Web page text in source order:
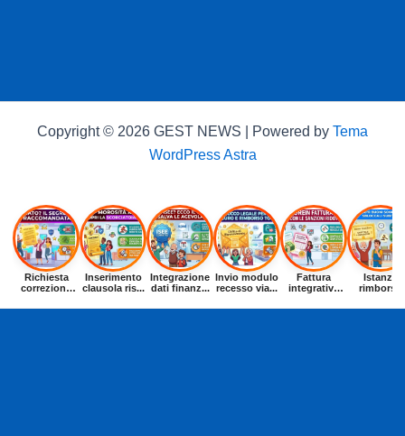
Copyright © 2026 GEST NEWS | Powered by Tema
WordPress Astra
Richiesta
correzione
Inserimento
clausola ris...
Integrazione
dati finanz...
Invio modulo
recesso via...
Fattura
integrativa
Istanza
rimborso